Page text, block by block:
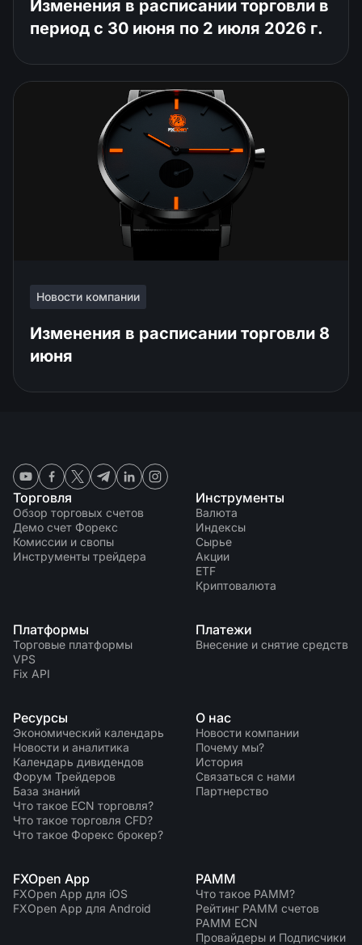
Изменения в расписании торговли в
период с 30 июня по 2 июля 2026 г.
Новости компании
Изменения в расписании торговли 8
июня
Торговля
Обзор торговых счетов
Демо счет Форекс
Комиссии и свопы
Инструменты трейдера
Инструменты
Валюта
Индексы
Сырье
Акции
ETF
Криптовалюта
Платформы
Торговые платформы
VPS
Fix API
Платежи
Внесение и снятие средств
Ресурсы
Экономический календарь
Новости и аналитика
Календарь дивидендов
Форум Трейдеров
База знаний
Что такое ECN торговля?
Что такое торговля CFD?
Что такое Форекс брокер?
О нас
Новости компании
Почему мы?
История
Связаться с нами
Партнерство
FXOpen App
FXOpen App для iOS
FXOpen App для Android
PAMM
Что такое PAMM?
Рейтинг PAMM счетов
PAMM ECN
Провайдеры и Подписчики